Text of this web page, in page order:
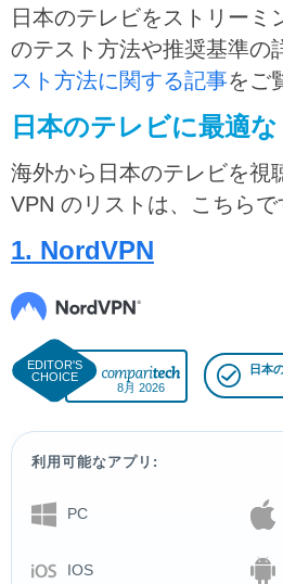
日本のテレビをストリーミ
のテスト方法や推奨基準の
スト方法に関する記事をご
日本のテレビに最適な
海外から日本のテレビを視
VPN のリストは、こちらで
1. NordVPN
8月 2026
日本
利用可能なアプリ:
PC
IOS